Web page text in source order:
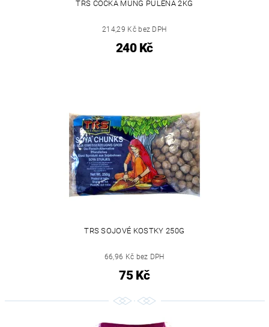
TRS ČOČKA MUNG PŮLENÁ 2KG
214,29 Kč bez DPH
240 Kč
TRS SOJOVÉ KOSTKY 250G
66,96 Kč bez DPH
75 Kč